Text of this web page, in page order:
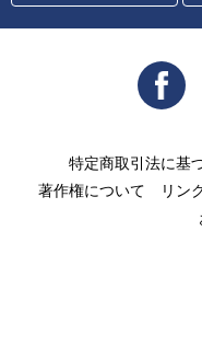
特定商取引法に基
著作権について
リン